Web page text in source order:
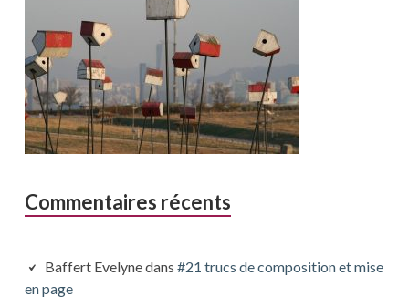
Commentaires récents
Baffert Evelynedans #21 trucs de composition et mise
en page